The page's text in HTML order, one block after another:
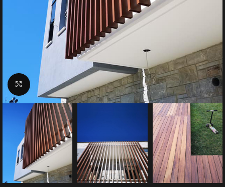
Click to enlarge